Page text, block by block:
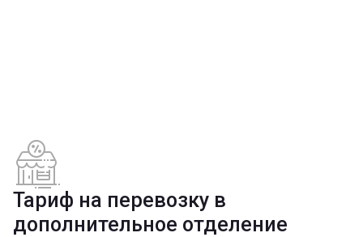
Тариф на перевозку в
дополнительное отделение